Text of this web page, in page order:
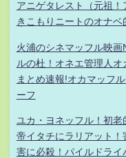
アニゲタレスト（元祖
きこもりニートのオナベ
火浦のシネマッフル映画
ルの杜！オネエ管理人
まとめ速報!オカマッフ
ーフ
ユカ・ヨネッフル！初
帝イタチにラリアット！
害に必殺！パイルドライ